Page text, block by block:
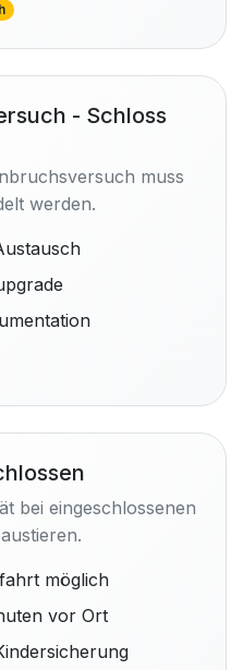
- Schloss
muss
werden.
bei eingeschlossenen
möglich
vor Ort